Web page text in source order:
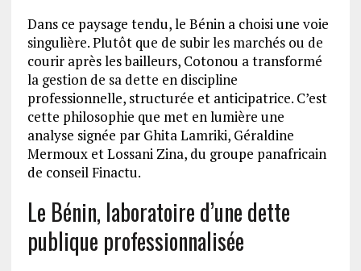
Dans ce paysage tendu, le Bénin a choisi une voie
singulière. Plutôt que de subir les marchés ou de
courir après les bailleurs, Cotonou a transformé
la gestion de sa dette en discipline
professionnelle, structurée et anticipatrice. C’est
cette philosophie que met en lumière une
analyse signée par Ghita Lamriki, Géraldine
Mermoux et Lossani Zina, du groupe panafricain
de conseil Finactu.
Le Bénin, laboratoire d’une dette
publique professionnalisée